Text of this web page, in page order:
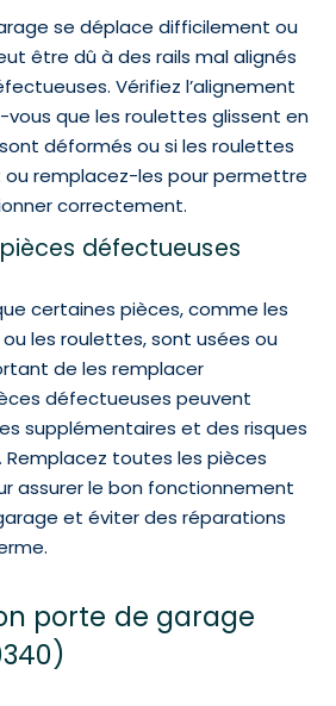
se déplace difficilement ou
être dû à des rails mal alignés
Vérifiez l’alignement
vous que les roulettes glissent en
déformés ou si les roulettes
ou remplacez-les pour permettre
correctement.
défectueuses
certaines pièces, comme les
les roulettes, sont usées ou
de les remplacer
défectueuses peuvent
supplémentaires et des risques
toutes les pièces
assurer le bon fonctionnement
et éviter des réparations
porte de garage